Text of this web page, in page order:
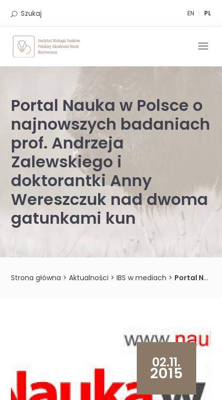
EN PL
Szukaj
Portal Nauka w Polsce o
najnowszych badaniach
prof. Andrzeja
Zalewskiego i
doktorantki Anny
Wereszczuk nad dwoma
gatunkami kun
Strona główna >Aktualności >IBS w mediach > Portal Nauka w Polsce o najnowszych badaniach prof. Andrzeja Zalewskiego i doktorantki Anny Wereszczuk nad dwoma gatunkami kun
02.11.
2015